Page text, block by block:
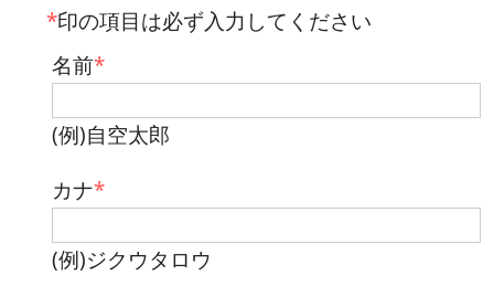
*印の項目は必ず入力してください
名前*
(例)自空太郎
カナ*
(例)ジクウタロウ